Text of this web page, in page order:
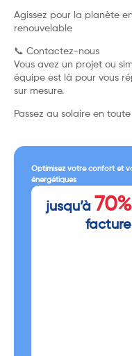
Agissez pour la planète
renouvelable
📞 Contactez-nous
Vous avez un projet ou
équipe est là pour vous
sur mesure.
Passez au solaire en
Optimisez votre confort et
énergétiques
jusqu’à 70%